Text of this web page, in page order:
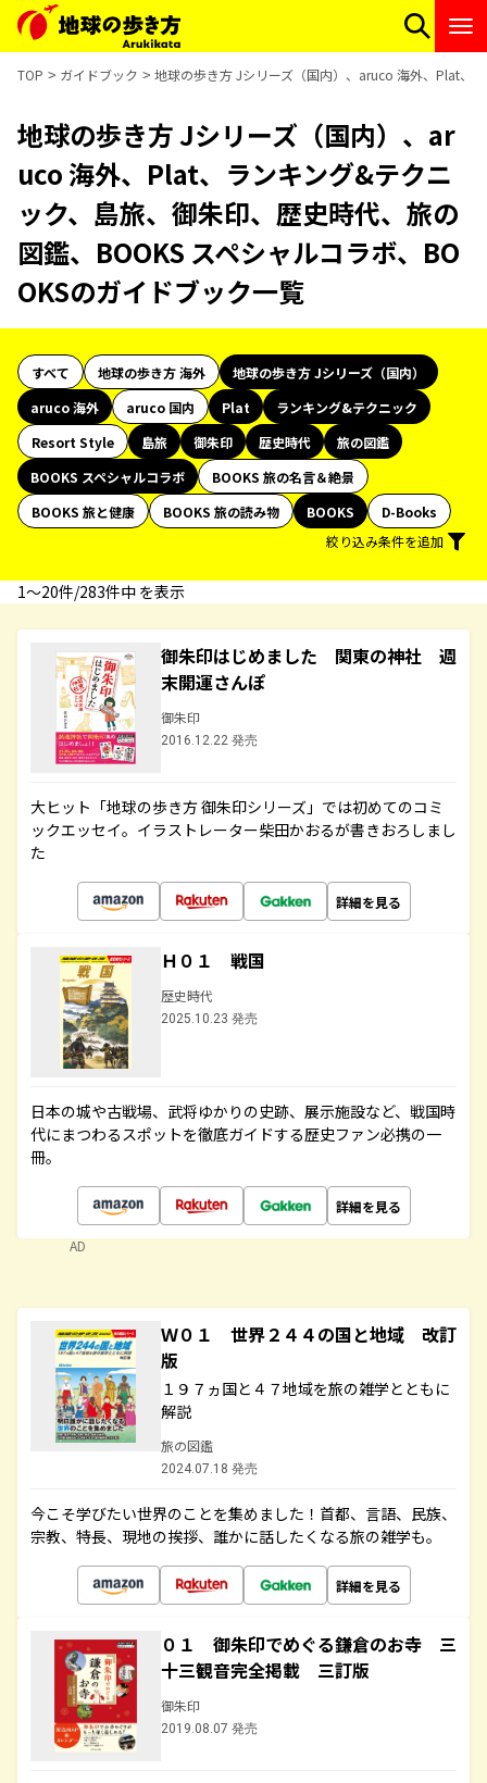
TOP ガイドブック 地球の歩き方 Jシリーズ（国内）、aruco 海外、Plat、
地球の歩き方 Jシリーズ（国内）、ar
uco 海外、Plat、ランキング&テクニ
ック、島旅、御朱印、歴史時代、旅の
図鑑、BOOKS スペシャルコラボ、BO
OKSのガイドブック一覧
すべて 地球の歩き方 海外
地球の歩き方 Jシリーズ（国内）
aruco 海外
aruco 国内 Plat
ランキング&テクニック
Resort Style
島旅 御朱印 歴史時代
旅の図鑑
BOOKS スペシャルコラボ
BOOKS 旅の名言＆絶景
BOOKS 旅と健康
BOOKS 旅の読み物 BOOKS
D-Books
絞り込み条件を追加
1〜20件/283件中 を表示
御朱印はじめました 関東の神社 週
末開運さんぽ
御朱印
2016.12.22 発売
大ヒット「地球の歩き方 御朱印シリーズ」では初めてのコミ
ックエッセイ。イラストレーター柴田かおるが書きおろしまし
た
詳細を見る
Ｈ０１ 戦国
歴史時代
2025.10.23 発売
日本の城や古戦場、武将ゆかりの史跡、展示施設など、戦国時
代にまつわるスポットを徹底ガイドする歴史ファン必携の一
冊。
詳細を見る
AD
Ｗ０１ 世界２４４の国と地域 改訂
版
１９７ヵ国と４７地域を旅の雑学とともに
解説
旅の図鑑
2024.07.18 発売
今こそ学びたい世界のことを集めました！首都、言語、民族、
宗教、特長、現地の挨拶、誰かに話したくなる旅の雑学も。
詳細を見る
０１ 御朱印でめぐる鎌倉のお寺 三
十三観音完全掲載 三訂版
御朱印
2019.08.07 発売